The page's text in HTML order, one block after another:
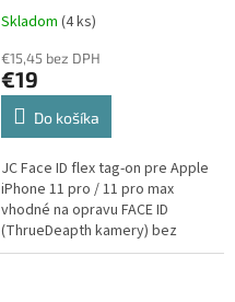
PRO MAX
Skladom (4 ks)
€15,45 bez DPH
€19
Do košíka
JC Face ID flex tag-on pre Apple
iPhone 11 pro / 11 pro max
vhodné na opravu FACE ID
(ThrueDeapth kamery) bez
nutnosti spájkovania